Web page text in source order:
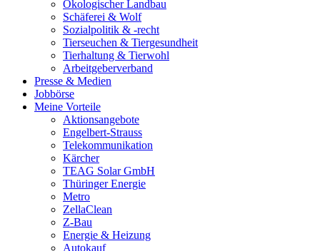
Ökologischer Landbau
Schäferei & Wolf
Sozialpolitik & -recht
Tierseuchen & Tiergesundheit
Tierhaltung & Tierwohl
Arbeitgeberverband
Presse & Medien
Jobbörse
Meine Vorteile
Aktionsangebote
Engelbert-Strauss
Telekommunikation
Kärcher
TEAG Solar GmbH
Thüringer Energie
Metro
ZellaClean
Z-Bau
Energie & Heizung
Autokauf